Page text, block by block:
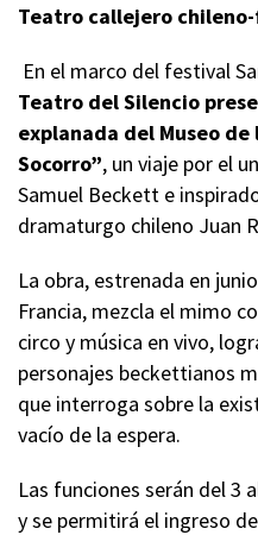
Teatro callejero
En el marco del festival
Teatro del Silencio
explanada del Museo de
Socorro”, un viaje por el
Samuel Beckett e
dramaturgo chileno Juan
La obra, estrenada en
Francia, mezcla el mimo
circo y música en vivo,
personajes beckettianos
que interroga sobre la
vacío de la espera.
Las funciones serán del 3
y se permitirá el ingreso